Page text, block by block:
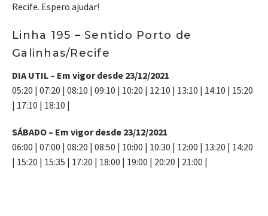
Recife. Espero ajudar!
Linha 195 – Sentido Porto de
Galinhas/Recife
DIA UTIL – Em vigor desde 23/12/2021
05:20 | 07:20 | 08:10 | 09:10 | 10:20 | 12:10 | 13:10 | 14:10 | 15:20
| 17:10 | 18:10 |
SÁBADO – Em vigor desde 23/12/2021
06:00 | 07:00 | 08:20 | 08:50 | 10:00 | 10:30 | 12:00 | 13:20 | 14:20
| 15:20 | 15:35 | 17:20 | 18:00 | 19:00 | 20:20 | 21:00 |